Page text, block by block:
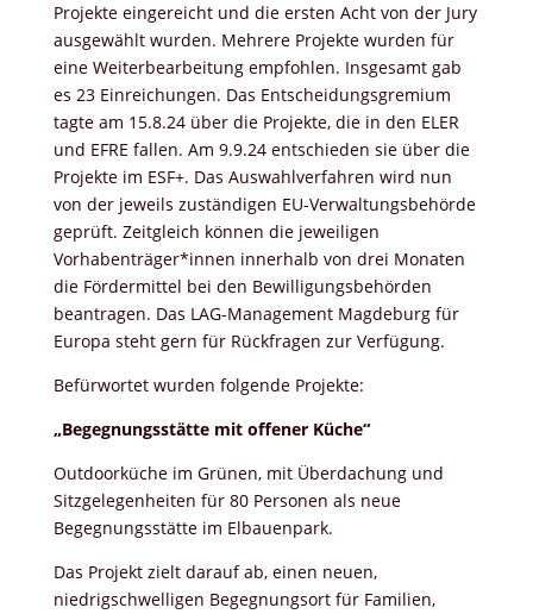
Projekte eingereicht und die ersten Acht von der Jury
ausgewählt wurden. Mehrere Projekte wurden für
eine Weiterbearbeitung empfohlen. Insgesamt gab
es 23 Einreichungen. Das Entscheidungsgremium
tagte am 15.8.24 über die Projekte, die in den ELER
und EFRE fallen. Am 9.9.24 entschieden sie über die
Projekte im ESF+. Das Auswahlverfahren wird nun
von der jeweils zuständigen EU-Verwaltungsbehörde
geprüft. Zeitgleich können die jeweiligen
Vorhabenträger*innen innerhalb von drei Monaten
die Fördermittel bei den Bewilligungsbehörden
beantragen. Das LAG-Management Magdeburg für
Europa steht gern für Rückfragen zur Verfügung.
Befürwortet wurden folgende Projekte:
„Begegnungsstätte mit offener Küche“
Outdoorküche im Grünen, mit Überdachung und
Sitzgelegenheiten für 80 Personen als neue
Begegnungsstätte im Elbauenpark.
Das Projekt zielt darauf ab, einen neuen,
niedrigschwelligen Begegnungsort für Familien,